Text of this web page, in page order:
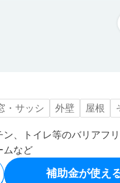
・サッシ 外壁 屋根
、トイレ等のバリアフ
ムなど
補助金が使え